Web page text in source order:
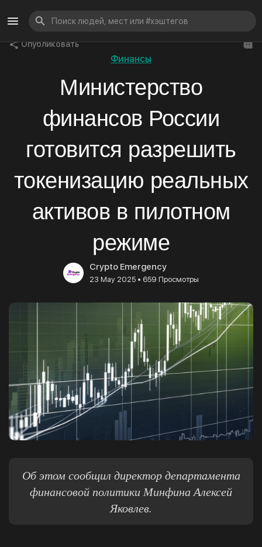
Опубликовать
Финансы
Министерство
финансов России
готовится разрешить
токенизацию реальных
активов в пилотном
режиме
Crypto Emergency
23 May 2025 • 659 Просмотры
Об этом сообщил директор департамента
финансовой политики Минфина Алексей
Яковлев.